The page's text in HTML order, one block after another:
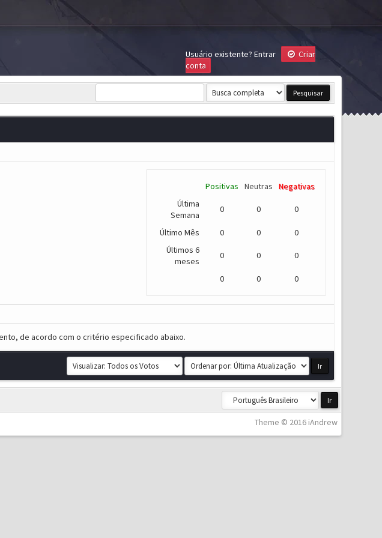
Usuário existente? Entrar
Criar
conta
Positivas Neutras
Negativas
Última
Semana
0 0 0
Último Mês 0 0
0
Últimos 6
meses
0 0 0
0 0 0
de acordo com o critério especificado abaixo.
Theme © 2016 iAndrew